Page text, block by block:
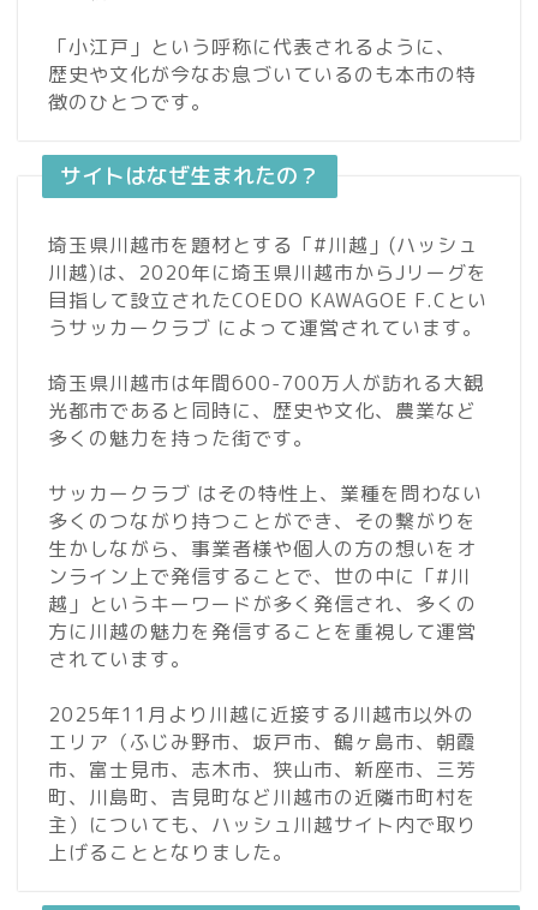
「小江戸」という呼称に代表されるように、
歴史や文化が今なお息づいているのも本市の特
徴のひとつです。
サイトはなぜ生まれたの？
埼玉県川越市を題材とする「#川越」(ハッシュ
川越)は、2020年に埼玉県川越市からJリーグを
目指して設立されたCOEDO KAWAGOE F.Cとい
うサッカークラブ によって運営されています。
埼玉県川越市は年間600-700万人が訪れる大観
光都市であると同時に、歴史や文化、農業など
多くの魅力を持った街です。
サッカークラブ はその特性上、業種を問わない
多くのつながり持つことができ、その繋がりを
生かしながら、事業者様や個人の方の想いをオ
ンライン上で発信することで、世の中に「#川
越」というキーワードが多く発信され、多くの
方に川越の魅力を発信することを重視して運営
されています。
2025年11月より川越に近接する川越市以外の
エリア（ふじみ野市、坂戸市、鶴ヶ島市、朝霞
市、富士見市、志木市、狭山市、新座市、三芳
町、川島町、吉見町など川越市の近隣市町村を
主）についても、ハッシュ川越サイト内で取り
上げることとなりました。